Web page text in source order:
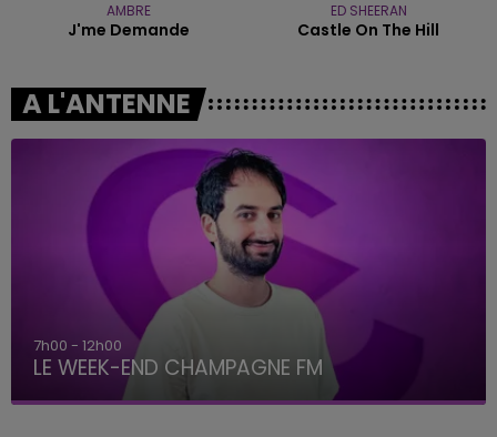
AMBRE
J'me Demande
ED SHEERAN
Castle On The Hill
A L'ANTENNE
7h00 - 12h00
LE WEEK-END CHAMPAGNE FM